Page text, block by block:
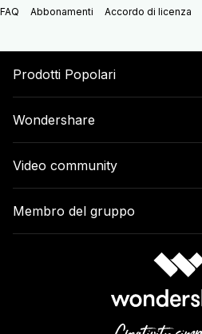
FAQ Abbonamenti Accordo di licenza
Prodotti Popolari
Wondershare
Video community
Membro del gruppo